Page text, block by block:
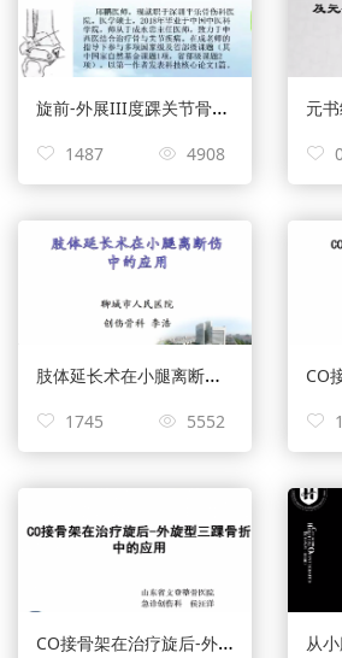
旋前-外展III度踝关节骨折外固定方案的设计与实验研究——邱鹏
1487 4908
肢体延长术在小腿离断伤中的应用——李浩
1745 5552
CO接骨架在治疗旋后-外旋型三踝骨折中的应用——侯汪洋